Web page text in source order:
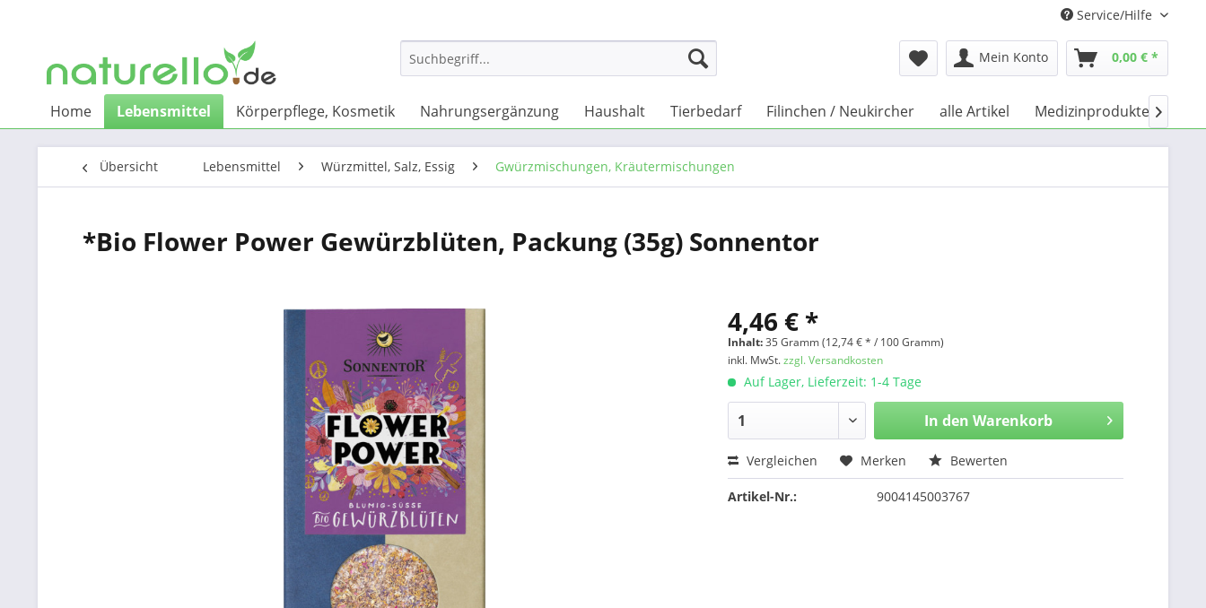
Service/Hilfe
Mein Konto 0,00 € *
Home Lebensmittel Körperpflege, Kosmetik Nahrungsergänzung Haushalt Tierbedarf Filinchen / Neukircher alle Artikel Medizinprodukte 
Übersicht Lebensmittel Würzmittel, Salz, Essig Gwürzmischungen, Kräutermischungen
*Bio Flower Power Gewürzblüten, Packung (35g) Sonnentor
4,46 € *
Inhalt:35 Gramm (12,74 € * / 100 Gramm)
inkl. MwSt.zzgl. Versandkosten
Auf Lager, Lieferzeit: 1-4 Tage
In den Warenkorb
Vergleichen Merken Bewerten
Artikel-Nr.: 9004145003767